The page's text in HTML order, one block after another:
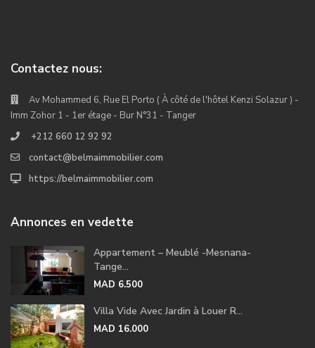
Contactez nous:
Av Mohammed 6, Rue El Porto ( À côté de l'hôtel Kenzi Solazur ) -
Imm Zohor 1 - 1er étage - Bur N°31 - Tanger
+212 660 12 92 92
contact@belmaimmobilier.com
https://belmaimmobilier.com
Annonces en vedette
Appartement – Meublé -Mesnana-
Tange...
MAD 6.500
Villa Vide Avec Jardin à Louer R...
MAD 16.000